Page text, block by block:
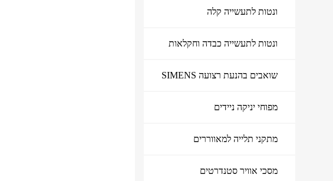
מוצרי איוורור ושאיבה
ונטות לתעשייה קלה
ונטות לתעשייה כבדה וחקלאות
שואבים בהנעת רצועה SIMENS
מפוחי יניקה ניידים
מתקני תלייה למאווררים
מסכי אוויר סטנדרטים